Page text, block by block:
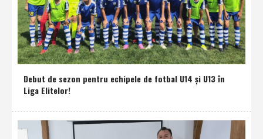
Debut de sezon pentru echipele de fotbal U14 şi U13 în
Liga Elitelor!